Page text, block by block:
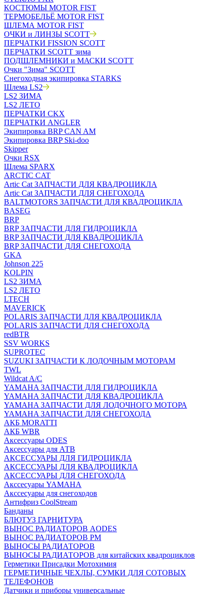
КОСТЮМЫ MOTOR FIST
ТЕРМОБЕЛЬЁ MOTOR FIST
ШЛЕМА MOTOR FIST
ОЧКИ и ЛИНЗЫ SCOTT
ПЕРЧАТКИ FISSION SCOTT
ПЕРЧАТКИ SCOTT зима
ПОДШЛЕМНИКИ и МАСКИ SCOTT
Очки "Зима" SCOTT
Снегоходная экипировка STARKS
Шлема LS2
LS2 ЗИМА
LS2 ЛЕТО
ПЕРЧАТКИ CKX
ПЕРЧАТКИ ANGLER
Экипировка BRP CAN AM
Экипировка BRP Ski-doo
Skipper
Очки RSX
Шлема SPARX
ARCTIC CAT
Artic Cat ЗАПЧАСТИ ДЛЯ КВАДРОЦИКЛА
Artic Cat ЗАПЧАСТИ ДЛЯ СНЕГОХОДА
BALTMOTORS ЗАПЧАСТИ ДЛЯ КВАДРОЦИКЛА
BASEG
BRP
BRP ЗАПЧАСТИ ДЛЯ ГИДРОЦИКЛА
BRP ЗАПЧАСТИ ДЛЯ КВАДРОЦИКЛА
BRP ЗАПЧАСТИ ДЛЯ СНЕГОХОДА
GKA
Johnson 225
KOLPIN
LS2 ЗИМА
LS2 ЛЕТО
LTECH
MAVERICK
POLARIS ЗАПЧАСТИ ДЛЯ КВАДРОЦИКЛА
POLARIS ЗАПЧАСТИ ДЛЯ СНЕГОХОДА
redBTR
SSV WORKS
SUPROTEC
SUZUKI ЗАПЧАСТИ К ЛОДОЧНЫМ МОТОРАМ
TWL
Wildcat A/C
YAMAHA ЗАПЧАСТИ ДЛЯ ГИДРОЦИКЛА
YAMAHA ЗАПЧАСТИ ДЛЯ КВАДРОЦИКЛА
YAMAHA ЗАПЧАСТИ ДЛЯ ЛОДОЧНОГО МОТОРА
YAMAHA ЗАПЧАСТИ ДЛЯ СНЕГОХОДА
АКБ MORATTI
АКБ WBR
Аксессуары ODES
Аксессуары для АТВ
АКСЕССУАРЫ ДЛЯ ГИДРОЦИКЛА
АКСЕССУАРЫ ДЛЯ КВАДРОЦИКЛА
АКСЕССУАРЫ ДЛЯ СНЕГОХОДА
Акссесуары YAMAHA
Акссесуары для снегоходов
Антифриз CoolStream
Банданы
БЛЮТУЗ ГАРНИТУРА
ВЫНОС РАДИАТОРОВ AODES
ВЫНОС РАДИАТОРОВ РМ
ВЫНОСЫ РАДИАТОРОВ
ВЫНОСЫ РАДИАТОРОВ для китайских квадроциклов
Герметики Присадки Мотохимия
ГЕРМЕТИЧНЫЕ ЧЕХЛЫ, СУМКИ ДЛЯ СОТОВЫХ
ТЕЛЕФОНОВ
Датчики и приборы универсальные